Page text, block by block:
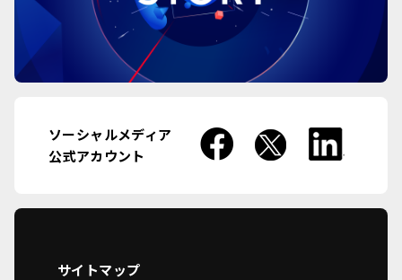
ソーシャルメディア
公式アカウント
サイトマップ